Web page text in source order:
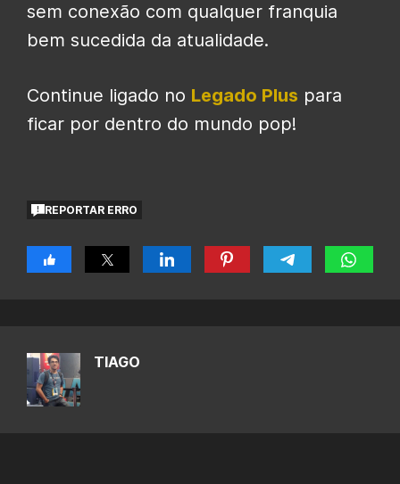
sem conexão com qualquer franquia
bem sucedida da atualidade.
Continue ligado no Legado Plus para
ficar por dentro do mundo pop!
REPORTAR ERRO
TIAGO